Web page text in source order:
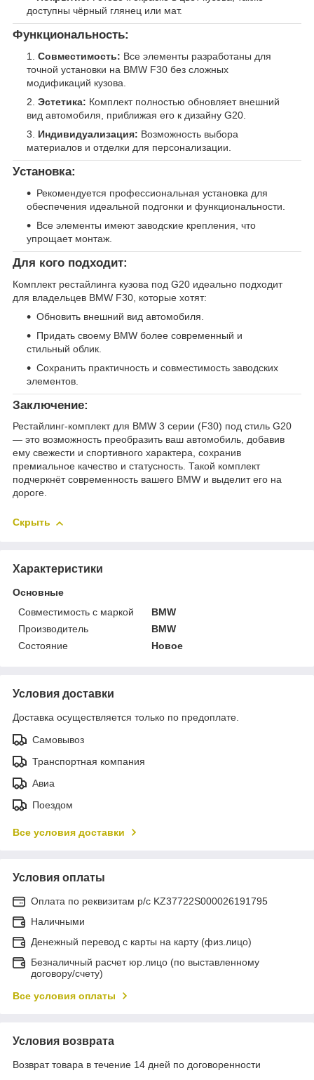
доступны чёрный глянец или мат.
Функциональность:
Совместимость: Все элементы разработаны для
точной установки на BMW F30 без сложных
модификаций кузова.
Эстетика: Комплект полностью обновляет внешний
вид автомобиля, приближая его к дизайну G20.
Индивидуализация: Возможность выбора
материалов и отделки для персонализации.
Установка:
Рекомендуется профессиональная установка для
обеспечения идеальной подгонки и функциональности.
Все элементы имеют заводские крепления, что
упрощает монтаж.
Для кого подходит:
Комплект рестайлинга кузова под G20 идеально подходит
для владельцев BMW F30, которые хотят:
Обновить внешний вид автомобиля.
Придать своему BMW более современный и
стильный облик.
Сохранить практичность и совместимость заводских
элементов.
Заключение:
Рестайлинг-комплект для BMW 3 серии (F30) под стиль G20
— это возможность преобразить ваш автомобиль, добавив
ему свежести и спортивного характера, сохранив
премиальное качество и статусность. Такой комплект
подчеркнёт современность вашего BMW и выделит его на
дороге.
Скрыть
Характеристики
Основные
Совместимость с маркой
BMW
Производитель
BMW
Состояние
Новое
Условия доставки
Доставка осуществляется только по предоплате.
Самовывоз
Транспортная компания
Авиа
Поездом
Все условия доставки
Условия оплаты
Оплата по реквизитам р/с KZ37722S000026191795
Наличными
Денежный перевод с карты на карту (физ.лицо)
Безналичный расчет юр.лицо (по выставленному
договору/счету)
Все условия оплаты
Условия возврата
Возврат товара в течение 14 дней по договоренности